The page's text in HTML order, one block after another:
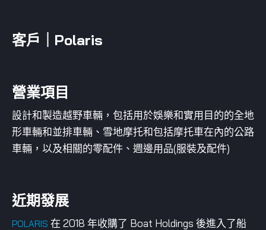
客戶｜Polaris
營業項目
設計和製造越野車輛，包括用於娛樂和實用目的的全地
形車輛和並排車輛、雪地摩托和包括摩托車在內的公路
車輛，以及相關的零配件、週邊用品(服裝及配件)
近期發展
POLARIS 在 2018 年收購了 Boat Holdings 後進入了船